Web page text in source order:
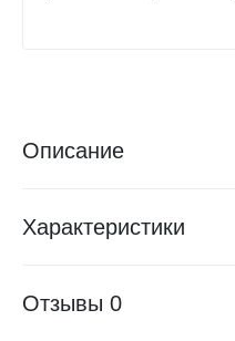
Описание
Характеристики
Отзывы 0